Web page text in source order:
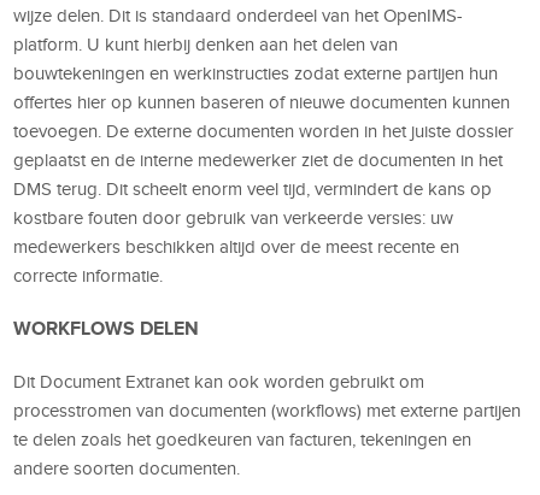
wijze delen. Dit is standaard onderdeel van het OpenIMS-
platform. U kunt hierbij denken aan het delen van
bouwtekeningen en werkinstructies zodat externe partijen hun
offertes hier op kunnen baseren of nieuwe documenten kunnen
toevoegen. De externe documenten worden in het juiste dossier
geplaatst en de interne medewerker ziet de documenten in het
DMS terug. Dit scheelt enorm veel tijd, vermindert de kans op
kostbare fouten door gebruik van verkeerde versies: uw
medewerkers beschikken altijd over de meest recente en
correcte informatie.
WORKFLOWS DELEN
Dit Document Extranet kan ook worden gebruikt om
processtromen van documenten (workflows) met externe partijen
te delen zoals het goedkeuren van facturen, tekeningen en
andere soorten documenten.